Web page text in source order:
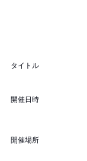
タイトル
開催日時
開催場所